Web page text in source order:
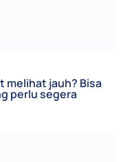
melihat jauh? Bisa
perlu segera